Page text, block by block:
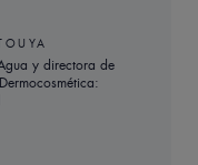
y directora de